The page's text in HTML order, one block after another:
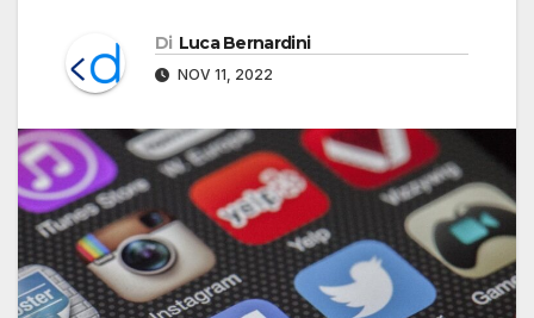
Di Luca Bernardini
NOV 11, 2022